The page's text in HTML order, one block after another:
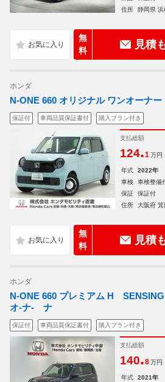
住所
静岡県 浜
無
料
見積
ホンダ
N-ONE 660 オリジナル ワンオーナー
保証付 車両品質保証書付 購入プラン付き
支払総額
124.1 万円
年式 2022年
車検
車検整備
保証
保証付
住所
大阪府 箕
無
料
見積
ホンダ
N-ONE 660 プレミアム H
オ-ナ- ナ
保証付 車両品質保証書付 購入プラン付き
支払総額
140.8 万円
年式 2021年